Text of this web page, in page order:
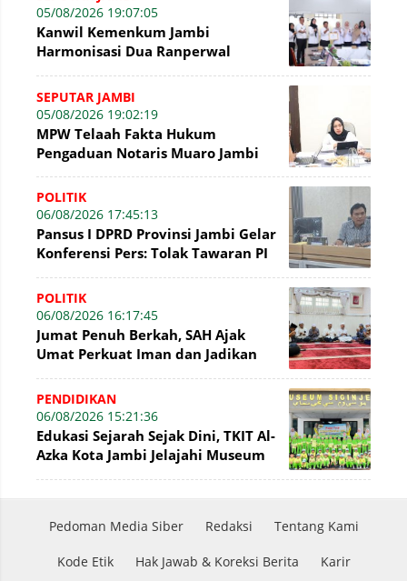
05/08/2026 19:07:05
Kanwil Kemenkum Jambi
Harmonisasi Dua Ranperwal
SEPUTAR JAMBI
05/08/2026 19:02:19
MPW Telaah Fakta Hukum
Pengaduan Notaris Muaro Jambi
POLITIK
06/08/2026 17:45:13
Pansus I DPRD Provinsi Jambi Gelar
Konferensi Pers: Tolak Tawaran PI
POLITIK
06/08/2026 16:17:45
Jumat Penuh Berkah, SAH Ajak
Umat Perkuat Iman dan Jadikan
Membangun Bangsa
PENDIDIKAN
06/08/2026 15:21:36
Edukasi Sejarah Sejak Dini, TKIT Al-
Azka Kota Jambi Jelajahi Museum
Pedoman Media Siber Redaksi Tentang Kami
Kode Etik Hak Jawab & Koreksi Berita Karir